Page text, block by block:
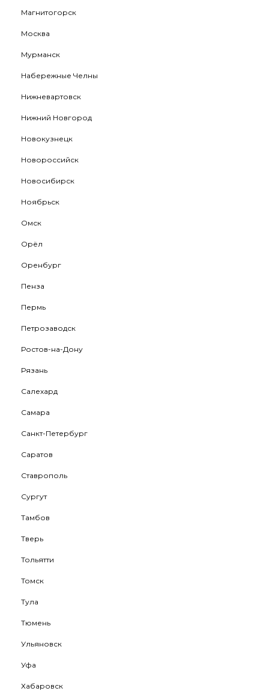
Магнитогорск
Москва
Мурманск
Набережные Челны
Нижневартовск
Нижний Новгород
Новокузнецк
Новороссийск
Новосибирск
Ноябрьск
Омск
Орёл
Оренбург
Пенза
Пермь
Петрозаводск
Ростов-на-Дону
Рязань
Салехард
Самара
Санкт-Петербург
Саратов
Ставрополь
Сургут
Тамбов
Тверь
Тольятти
Томск
Тула
Тюмень
Ульяновск
Уфа
Хабаровск